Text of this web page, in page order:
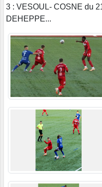
3 : VESOUL- COSNE du
DEHEPPE...